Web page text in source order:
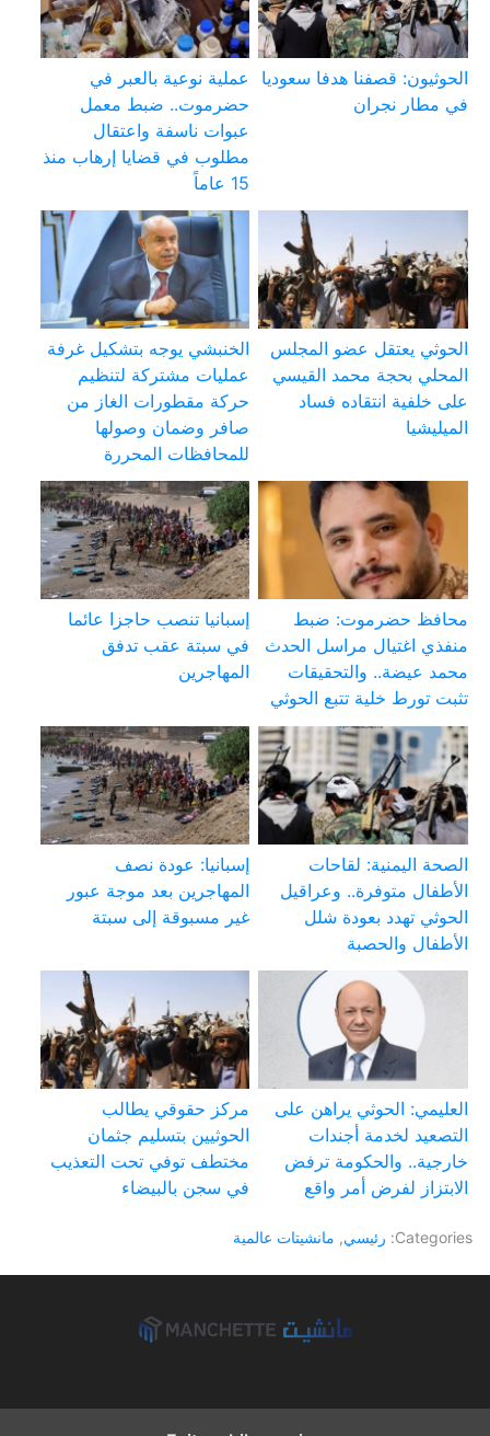
الحوثيون: قصفنا هدفا سعوديا
في مطار نجران
عملية نوعية بالعبر في
حضرموت.. ضبط معمل
عبوات ناسفة واعتقال
مطلوب في قضايا إرهاب منذ
15 عاماً
الحوثي يعتقل عضو المجلس
المحلي بحجة محمد القيسي
على خلفية انتقاده فساد
الميليشيا
الخنبشي يوجه بتشكيل غرفة
عمليات مشتركة لتنظيم
حركة مقطورات الغاز من
صافر وضمان وصولها
للمحافظات المحررة
محافظ حضرموت: ضبط
منفذي اغتيال مراسل الحدث
محمد عيضة.. والتحقيقات
تثبت تورط خلية تتبع الحوثي
إسبانيا تنصب حاجزا عائما
في سبتة عقب تدفق
المهاجرين
الصحة اليمنية: لقاحات
الأطفال متوفرة.. وعراقيل
الحوثي تهدد بعودة شلل
الأطفال والحصبة
إسبانيا: عودة نصف
المهاجرين بعد موجة عبور
غير مسبوقة إلى سبتة
العليمي: الحوثي يراهن على
التصعيد لخدمة أجندات
خارجية.. والحكومة ترفض
الابتزاز لفرض أمر واقع
مركز حقوقي يطالب
الحوثيين بتسليم جثمان
مختطف توفي تحت التعذيب
في سجن بالبيضاء
Categories: رئيسي, مانشيتات عالمية